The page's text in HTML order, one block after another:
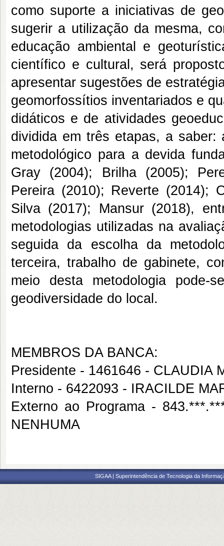
como suporte a iniciativas de
sugerir a utilização da mesma,
educação ambiental e
científico e cultural, será
apresentar sugestões de
geomorfossítios inventariados e
didáticos e de atividades
dividida em três etapas, a saber:
metodológico para a devida
Gray (2004); Brilha (2005);
Pereira (2010); Reverte (2014);
Silva (2017); Mansur (2018),
metodologias utilizadas na
seguida da escolha da
terceira, trabalho de gabinete,
meio desta metodologia
geodiversidade do local.
MEMBROS DA BANCA:
Presidente - 1461646 - CLAUDIA
Interno - 6422093 - IRACILDE
Externo ao Programa -
NENHUMA
SIGAA | Superintendência de Tecnologia da